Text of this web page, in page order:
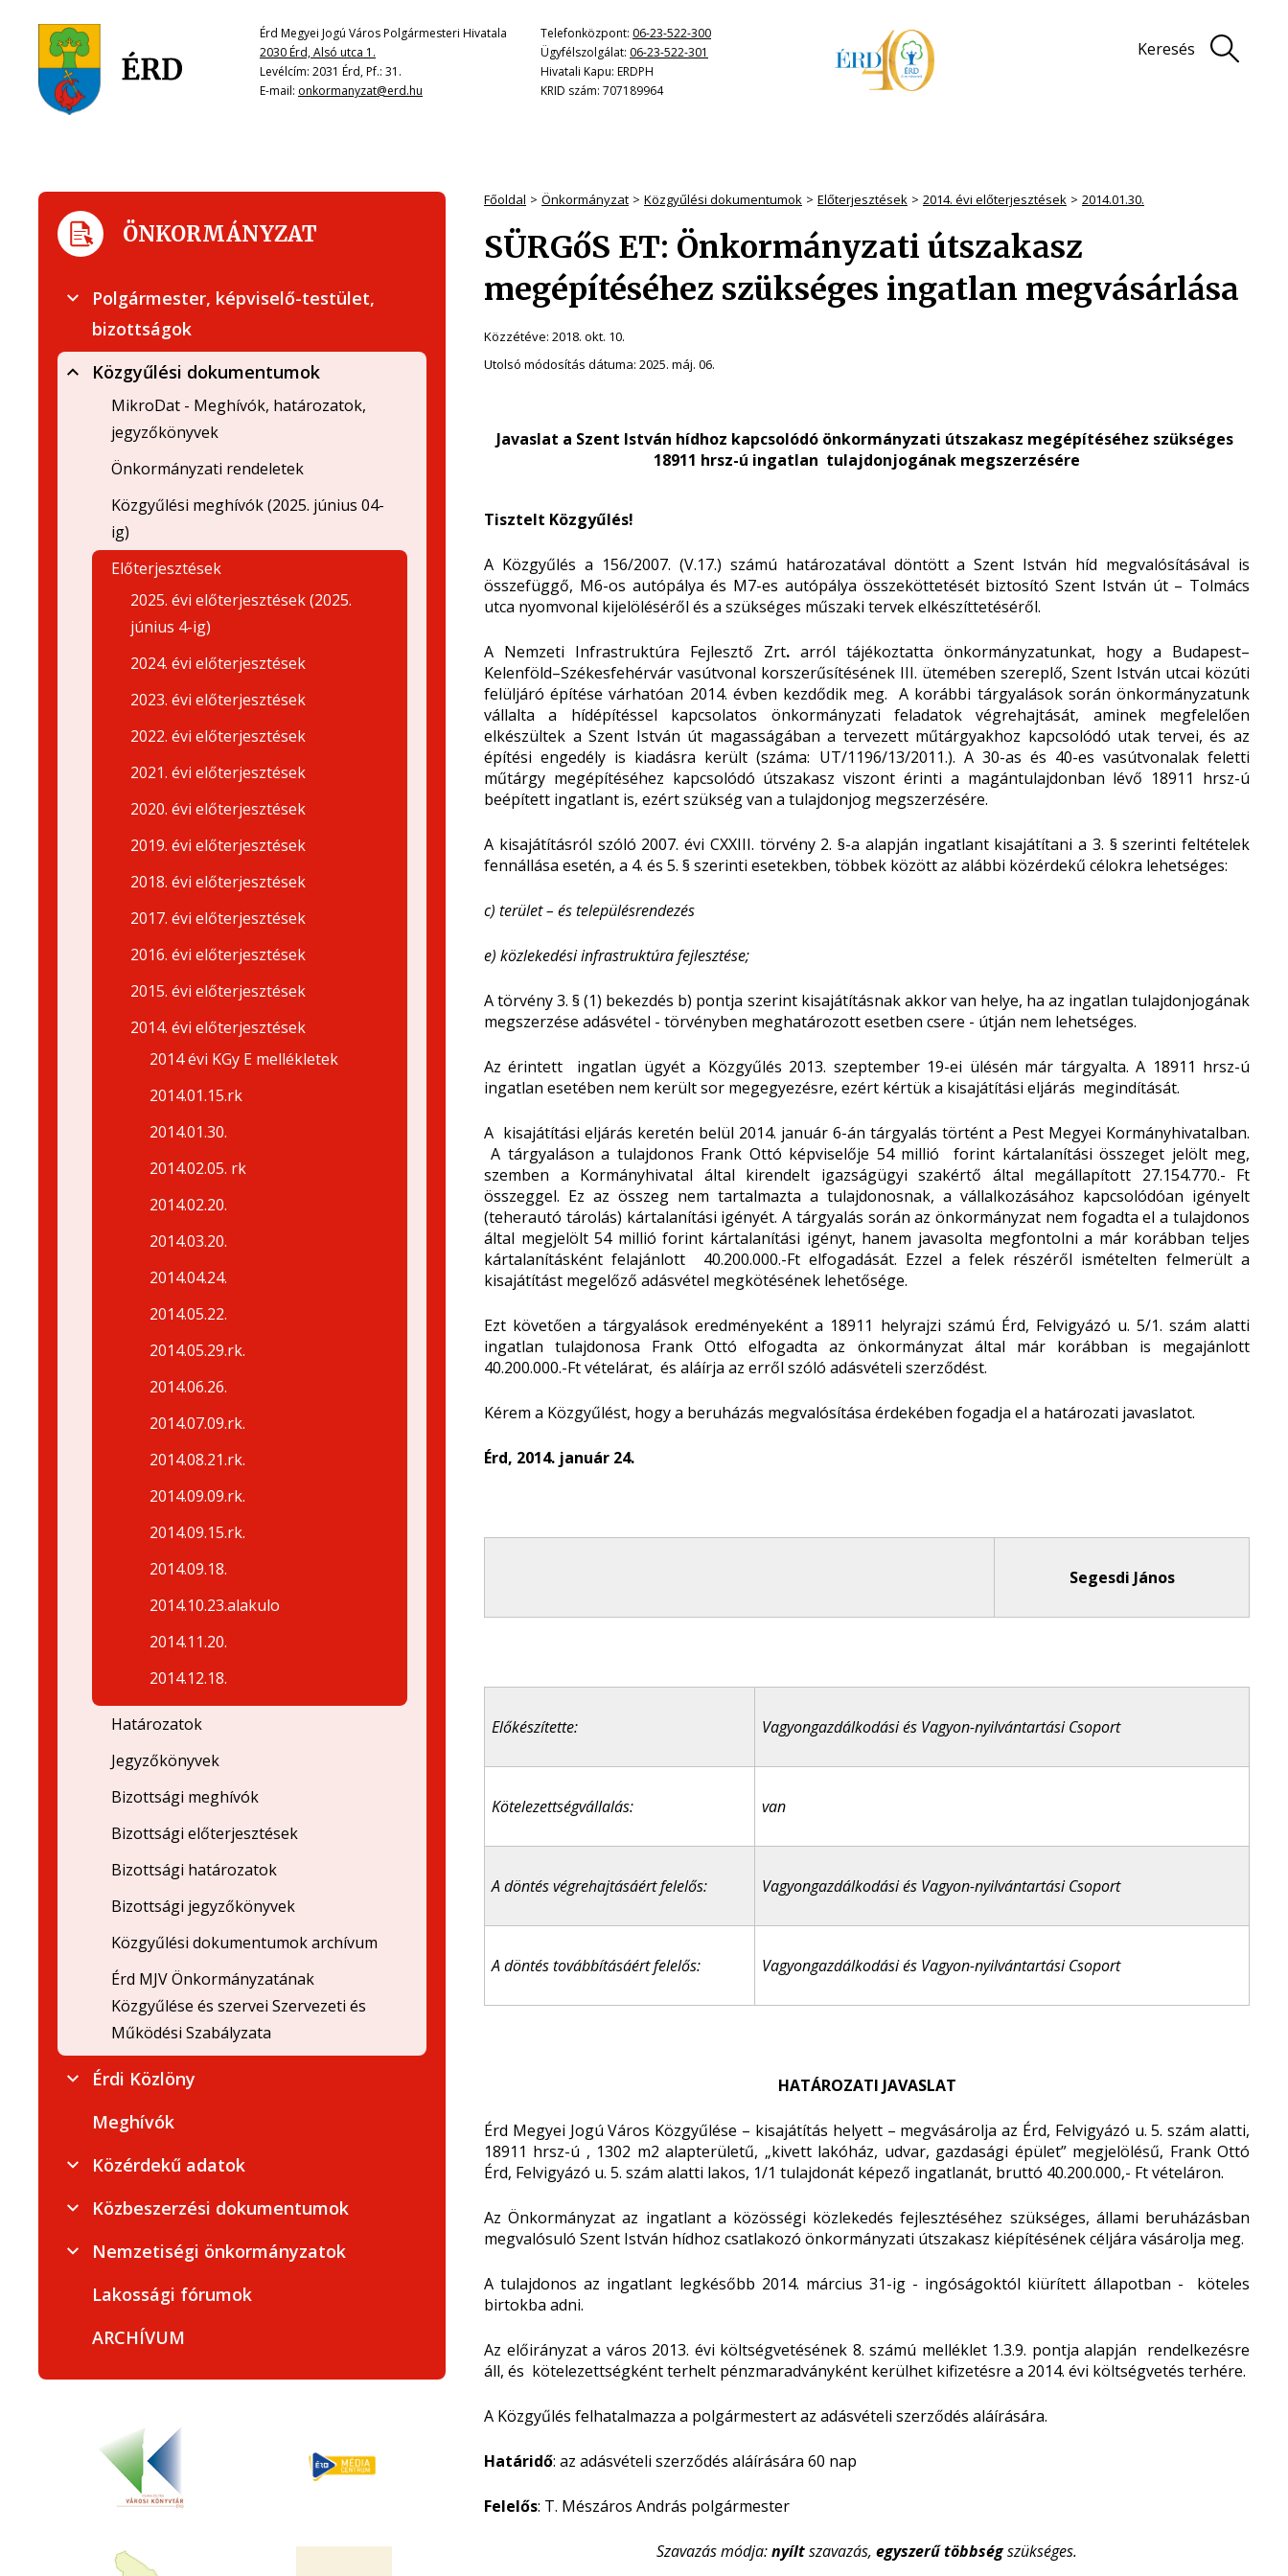
Érd Megyei Jogú Város Polgármesteri Hivatala
2030 Érd, Alsó utca 1.
Levélcím: 2031 Érd, Pf.: 31.
E-mail: onkormanyzat@erd.hu
Telefonközpont: 06-23-522-300
Ügyfélszolgálat: 06-23-522-301
Hivatali Kapu: ERDPH
KRID szám: 707189964
Keresés
Főoldal Önkormányzat Közgyűlési dokumentumok Előterjesztések 2014. évi előterjesztések 2014.01.30.
SÜRGőS ET: Önkormányzati útszakasz
megépítéséhez szükséges ingatlan megvásárlása
Közzétéve: 2018. okt. 10.
Utolsó módosítás dátuma: 2025. máj. 06.
Javaslat a Szent István hídhoz kapcsolódó önkormányzati útszakasz megépítéséhez szükséges
18911 hrsz-ú ingatlan tulajdonjogának megszerzésére
Tisztelt Közgyűlés!
A Közgyűlés a 156/2007. (V.17.) számú határozatával döntött a Szent István híd megvalósításával is
összefüggő, M6-os autópálya és M7-es autópálya összeköttetését biztosító Szent István út – Tolmács
utca nyomvonal kijelöléséről és a szükséges műszaki tervek elkészíttetéséről.
A Nemzeti Infrastruktúra Fejlesztő Zrt. arról tájékoztatta önkormányzatunkat, hogy a Budapest–
Kelenföld–Székesfehérvár vasútvonal korszerűsítésének III. ütemében szereplő, Szent István utcai közúti
felüljáró építése várhatóan 2014. évben kezdődik meg. A korábbi tárgyalások során önkormányzatunk
vállalta a hídépítéssel kapcsolatos önkormányzati feladatok végrehajtását, aminek megfelelően
elkészültek a Szent István út magasságában a tervezett műtárgyakhoz kapcsolódó utak tervei, és az
építési engedély is kiadásra került (száma: UT/1196/13/2011.). A 30-as és 40-es vasútvonalak feletti
műtárgy megépítéséhez kapcsolódó útszakasz viszont érinti a magántulajdonban lévő 18911 hrsz-ú
beépített ingatlant is, ezért szükség van a tulajdonjog megszerzésére.
A kisajátításról szóló 2007. évi CXXIII. törvény 2. §-a alapján ingatlant kisajátítani a 3. § szerinti feltételek
fennállása esetén, a 4. és 5. § szerinti esetekben, többek között az alábbi közérdekű célokra lehetséges:
c) terület – és településrendezés
e) közlekedési infrastruktúra fejlesztése;
A törvény 3. § (1) bekezdés b) pontja szerint kisajátításnak akkor van helye, ha az ingatlan tulajdonjogának
megszerzése adásvétel - törvényben meghatározott esetben csere - útján nem lehetséges.
Az érintett ingatlan ügyét a Közgyűlés 2013. szeptember 19-ei ülésén már tárgyalta. A 18911 hrsz-ú
ingatlan esetében nem került sor megegyezésre, ezért kértük a kisajátítási eljárás megindítását.
A kisajátítási eljárás keretén belül 2014. január 6-án tárgyalás történt a Pest Megyei Kormányhivatalban.
A tárgyaláson a tulajdonos Frank Ottó képviselője 54 millió forint kártalanítási összeget jelölt meg,
szemben a Kormányhivatal által kirendelt igazságügyi szakértő által megállapított 27.154.770.- Ft
összeggel. Ez az összeg nem tartalmazta a tulajdonosnak, a vállalkozásához kapcsolódóan igényelt
(teherautó tárolás) kártalanítási igényét. A tárgyalás során az önkormányzat nem fogadta el a tulajdonos
által megjelölt 54 millió forint kártalanítási igényt, hanem javasolta megfontolni a már korábban teljes
kártalanításként felajánlott 40.200.000.-Ft elfogadását. Ezzel a felek részéről ismételten felmerült a
kisajátítást megelőző adásvétel megkötésének lehetősége.
Ezt követően a tárgyalások eredményeként a 18911 helyrajzi számú Érd, Felvigyázó u. 5/1. szám alatti
ingatlan tulajdonosa Frank Ottó elfogadta az önkormányzat által már korábban is megajánlott
40.200.000.-Ft vételárat, és aláírja az erről szóló adásvételi szerződést.
Kérem a Közgyűlést, hogy a beruházás megvalósítása érdekében fogadja el a határozati javaslatot.
Érd, 2014. január 24.
Segesdi János
Előkészítette: Vagyongazdálkodási és Vagyon-nyilvántartási Csoport
Kötelezettségvállalás: van
A döntés végrehajtásáért felelős: Vagyongazdálkodási és Vagyon-nyilvántartási Csoport
A döntés továbbításáért felelős: Vagyongazdálkodási és Vagyon-nyilvántartási Csoport
HATÁROZATI JAVASLAT
Érd Megyei Jogú Város Közgyűlése – kisajátítás helyett – megvásárolja az Érd, Felvigyázó u. 5. szám alatti,
18911 hrsz-ú , 1302 m2 alapterületű, „kivett lakóház, udvar, gazdasági épület” megjelölésű, Frank Ottó
Érd, Felvigyázó u. 5. szám alatti lakos, 1/1 tulajdonát képező ingatlanát, bruttó 40.200.000,- Ft vételáron.
Az Önkormányzat az ingatlant a közösségi közlekedés fejlesztéséhez szükséges, állami beruházásban
megvalósuló Szent István hídhoz csatlakozó önkormányzati útszakasz kiépítésének céljára vásárolja meg.
A tulajdonos az ingatlant legkésőbb 2014. március 31-ig - ingóságoktól kiürített állapotban - köteles
birtokba adni.
Az előirányzat a város 2013. évi költségvetésének 8. számú melléklet 1.3.9. pontja alapján rendelkezésre
áll, és kötelezettségként terhelt pénzmaradványként kerülhet kifizetésre a 2014. évi költségvetés terhére.
A Közgyűlés felhatalmazza a polgármestert az adásvételi szerződés aláírására.
Határidő: az adásvételi szerződés aláírására 60 nap
Felelős: T. Mészáros András polgármester
Szavazás módja:nyíltszavazás, egyszerű többségszükséges.
ÖNKORMÁNYZAT
Polgármester, képviselő-testület,
bizottságok
Közgyűlési dokumentumok
MikroDat - Meghívók, határozatok,
jegyzőkönyvek
Önkormányzati rendeletek
Közgyűlési meghívók (2025. június 04-
ig)
Előterjesztések
2025. évi előterjesztések (2025.
június 4-ig)
2024. évi előterjesztések
2023. évi előterjesztések
2022. évi előterjesztések
2021. évi előterjesztések
2020. évi előterjesztések
2019. évi előterjesztések
2018. évi előterjesztések
2017. évi előterjesztések
2016. évi előterjesztések
2015. évi előterjesztések
2014. évi előterjesztések
2014 évi KGy E mellékletek
2014.01.15.rk
2014.01.30.
2014.02.05. rk
2014.02.20.
2014.03.20.
2014.04.24.
2014.05.22.
2014.05.29.rk.
2014.06.26.
2014.07.09.rk.
2014.08.21.rk.
2014.09.09.rk.
2014.09.15.rk.
2014.09.18.
2014.10.23.alakulo
2014.11.20.
2014.12.18.
Határozatok
Jegyzőkönyvek
Bizottsági meghívók
Bizottsági előterjesztések
Bizottsági határozatok
Bizottsági jegyzőkönyvek
Közgyűlési dokumentumok archívum
Érd MJV Önkormányzatának
Közgyűlése és szervei Szervezeti és
Működési Szabályzata
Érdi Közlöny
Meghívók
Közérdekű adatok
Közbeszerzési dokumentumok
Nemzetiségi önkormányzatok
Lakossági fórumok
ARCHÍVUM